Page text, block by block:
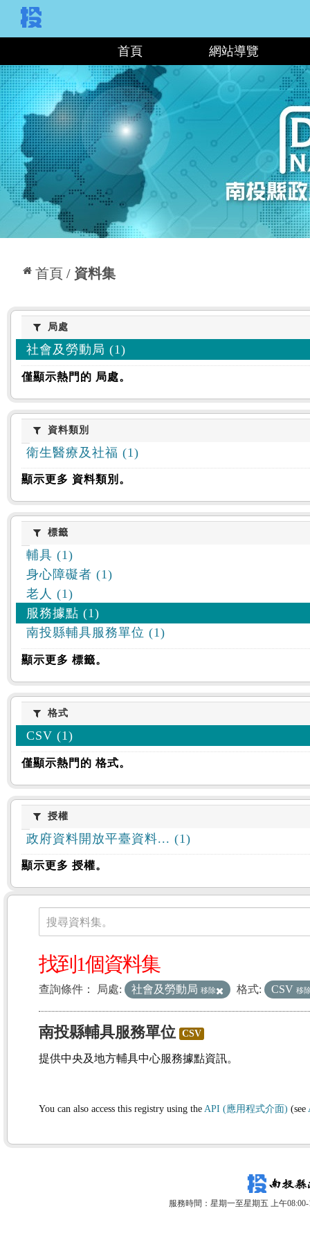
首頁 網站導覽
首頁 資料集
:::
局處局處
社會及勞動局 (1)
僅顯示熱門的 局處。
資料類別
資料類別
衛生醫療及社福 (1)
顯示更多 資料類別。
標籤標籤
輔具 (1)
身心障礙者 (1)
老人 (1)
服務據點 (1)
南投縣輔具服務單位 (1)
顯示更多 標籤。
格式格式
CSV (1)
僅顯示熱門的 格式。
授權授權
政府資料開放平臺資料... (1)
顯示更多 授權。
資料集
搜尋資料集。
找到1個資料集
查詢條件： 局處: 社會及勞動局 移除 格式: CSV 移
南投縣輔具服務單位 CSV
提供中央及地方輔具中心服務據點資訊。
You can also access this registry using the API (應用程式介面) (see
服務時間：星期一至星期五 上午